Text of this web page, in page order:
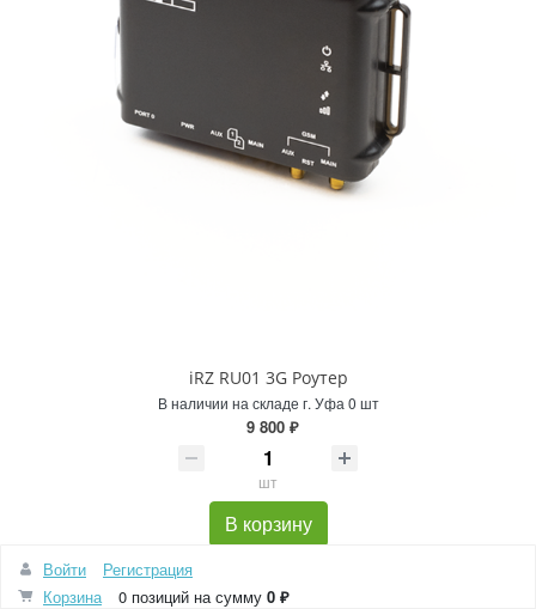
iRZ RU01 3G Роутер
В наличии на складе г. Уфа 0 шт
9 800 ₽
шт
В корзину
Войти
Регистрация
Корзина
0 позиций на сумму 0 ₽